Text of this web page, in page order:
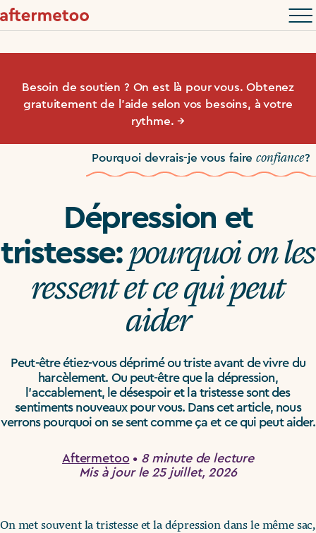
Besoin de soutien ? On est là pour vous. Obtenez
gratuitement de l’aide selon vos besoins, à votre
rythme. →
Pourquoi devrais-je vous faireconfiance?
Dépression et
tristesse:pourquoi on les
ressent et ce qui peut
aider
Peut-être étiez-vous déprimé ou triste avant de vivre du
harcèlement. Ou peut-être que la dépression,
l’accablement, le désespoir et la tristesse sont des
sentiments nouveaux pour vous. Dans cet article, nous
verrons pourquoi on se sent comme ça et ce qui peut aider.
Aftermetoo • 8 minute de lecture
Mis à jour le 25 juillet, 2026
On met souvent la tristesse et la dépression dans le même sac,